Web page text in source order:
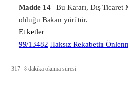
Madde 14– Bu Kararı, Dış Ticaret
olduğu Bakan yürütür.
Etiketler
99/13482 Haksız Rekabetin
317 8 dakika okuma süresi